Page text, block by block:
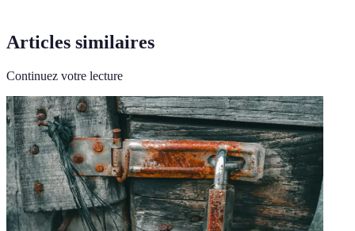
Articles similaires
Continuez votre lecture